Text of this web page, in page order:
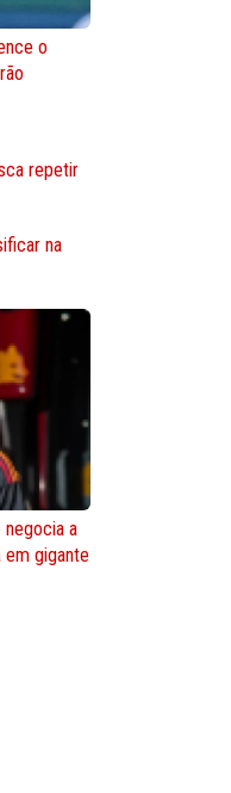
o
repetir
na
negocia a
gigante